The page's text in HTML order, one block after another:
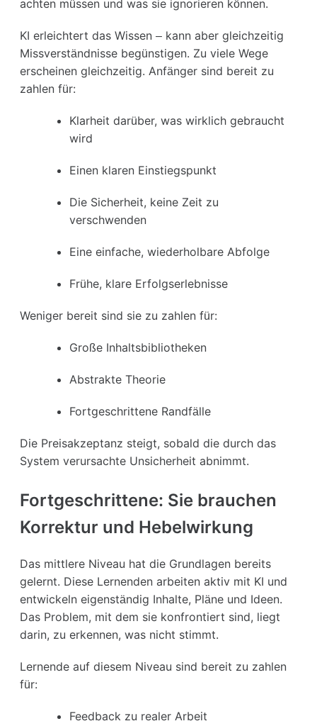
achten müssen und was sie ignorieren können.
KI erleichtert das Wissen – kann aber gleichzeitig
Missverständnisse begünstigen. Zu viele Wege
erscheinen gleichzeitig. Anfänger sind bereit zu
zahlen für:
Klarheit darüber, was wirklich gebraucht
wird
Einen klaren Einstiegspunkt
Die Sicherheit, keine Zeit zu
verschwenden
Eine einfache, wiederholbare Abfolge
Frühe, klare Erfolgserlebnisse
Weniger bereit sind sie zu zahlen für:
Große Inhaltsbibliotheken
Abstrakte Theorie
Fortgeschrittene Randfälle
Die Preisakzeptanz steigt, sobald die durch das
System verursachte Unsicherheit abnimmt.
Fortgeschrittene: Sie brauchen
Korrektur und Hebelwirkung
Das mittlere Niveau hat die Grundlagen bereits
gelernt. Diese Lernenden arbeiten aktiv mit KI und
entwickeln eigenständig Inhalte, Pläne und Ideen.
Das Problem, mit dem sie konfrontiert sind, liegt
darin, zu erkennen, was nicht stimmt.
Lernende auf diesem Niveau sind bereit zu zahlen
für:
Feedback zu realer Arbeit